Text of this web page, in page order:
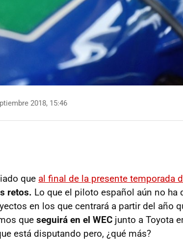
2018, 15:46
que al final de la presente temporada
retos. Lo que el piloto español aún no ha
en los que centrará a partir del año
que seguirá en el WEC junto a Toyota
está disputando pero, ¿qué más?